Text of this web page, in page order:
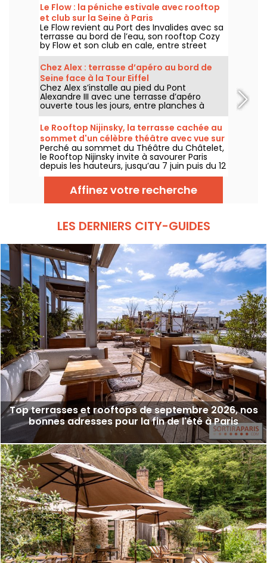
Le Flow : la péniche estivale avec rooftop
et club sur la Seine à Paris
Le Flow revient au Port des Invalides avec sa
terrasse au bord de l’eau, son rooftop Cozy
by Flow et son club en cale, entre street
food, cocktails, DJ sets et soirées d’été sur la
Seine.
Chez Alex : terrasse d’apéro au bord de
Seine face à la Tour Eiffel
Chez Alex s’installe au pied du Pont
Alexandre III avec une terrasse d’apéro
ouverte tous les jours, entre planches à
partager, cocktails, vue sur la Seine et
ambiance d’été face à la Tour Eiffel.
Le Rooftop Nijinsky, la terrasse cachée au
sommet d'un célèbre théâtre avec vue sur
Paris
Perché au sommet du Théâtre du Châtelet,
le Rooftop Nijinsky invite à savourer Paris
depuis les hauteurs, jusqu’au 7 juin puis du 12
juillet au 21 septembre 2026, entre terrasse
panoramique, cocktails, cuisine toute la
journée et DJ sets jusqu’au bout de la nuit.
Affinez votre recherche
LES DERNIERS CITY-GUIDES
Top terrasses et rooftops de septembre 2026, nos
bonnes adresses pour la fin de l'été à Paris